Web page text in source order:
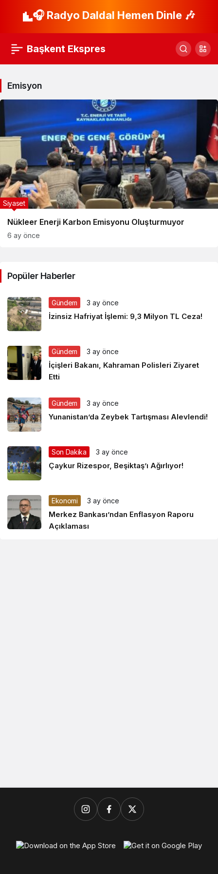
🎧 Radyo Daldal Hemen Dinle 🎶
Başkent Ekspres
Emisyon
Nükleer Enerji Karbon Emisyonu Oluşturmuyor
Siyaset
6 ay önce
Popüler Haberler
Gündem 3 ay önce
İzinsiz Hafriyat İşlemi: 9,3 Milyon TL Ceza!
Gündem 3 ay önce
İçişleri Bakanı, Kahraman Polisleri Ziyaret
Etti
Gündem 3 ay önce
Yunanistan’da Zeybek Tartışması Alevlendi!
Son Dakika 3 ay önce
Çaykur Rizespor, Beşiktaş’ı Ağırlıyor!
Ekonomi 3 ay önce
Merkez Bankası’ndan Enflasyon Raporu
Açıklaması